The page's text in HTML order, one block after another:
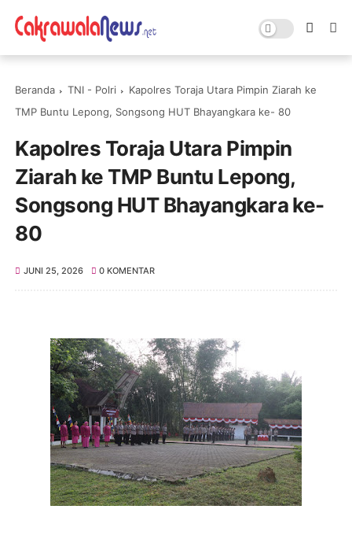
Beranda TNI - Polri
Kapolres Toraja Utara Pimpin Ziarah ke
TMP Buntu Lepong, Songsong HUT Bhayangkara ke- 80
Kapolres Toraja Utara Pimpin
Ziarah ke TMP Buntu Lepong,
Songsong HUT Bhayangkara ke-
80
JUNI 25, 2026 0 KOMENTAR